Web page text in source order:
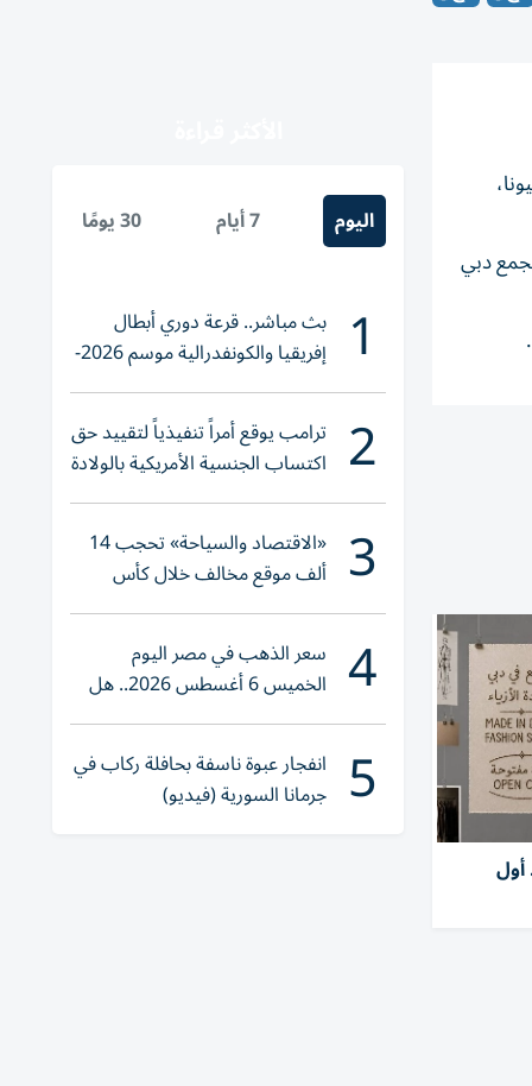
الخليج التجاري 207.3 مليون درهم، مدينة المطار 85 مليونا،
تلال الإمارات، 38.5 مليون درهم، مجمع دبي
اليوم 7 أيام 30 يومًا
1 بث مباشر.. قرعة دوري أبطال
إفريقيا والكونفدرالية موسم 2026-
2027
2 ترامب يوقع أمراً تنفيذياً لتقييد حق
اكتساب الجنسية الأمريكية بالولادة
3 «الاقتصاد والسياحة» تحجب 14
ألف موقع مخالف خلال كأس
العالم 2026
4 سعر الذهب في مصر اليوم
الخميس 6 أغسطس 2026.. هل
تنوي الشراء؟
5 انفجار عبوة ناسفة بحافلة ركاب في
جرمانا السورية (فيديو)